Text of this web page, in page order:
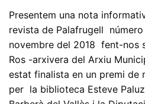
Presentem una nota
revista de Palafrugell
novembre del 2018 fent-nos
Ros -arxivera del Arxiu
estat finalista en un premi de
per la biblioteca Esteve